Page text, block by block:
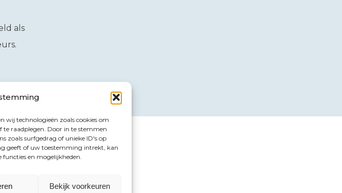
wij technologieën zoals cookies om
te raadplegen. Door in te stemmen
zoals surfgedrag of unieke ID's op
geeft of uw toestemming intrekt, kan
functies en mogelijkheden.
Bekijk voorkeuren
als